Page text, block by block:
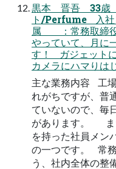
黒本 晋吾 33
ト/Perfume 入
属 ：常務取締
やっていて、月に
す！ ガジェット
カメラにハマり
主な業務内容 工
れがちですが、普
ていないので、毎
があります。 ま
を持った社員メン
の一つです。 常
う、社内全体の整